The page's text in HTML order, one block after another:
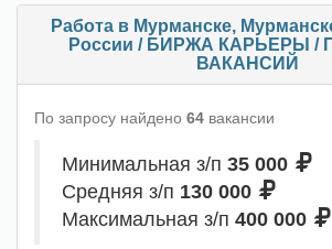
Работа в Мурманске,
России / БИРЖА КАРЬЕРЫ /
ВАКАНСИЙ
По запросу найдено 64 вакансии
Минимальная з/п 35 000
Средняя з/п 130 000
Максимальная з/п 400 000